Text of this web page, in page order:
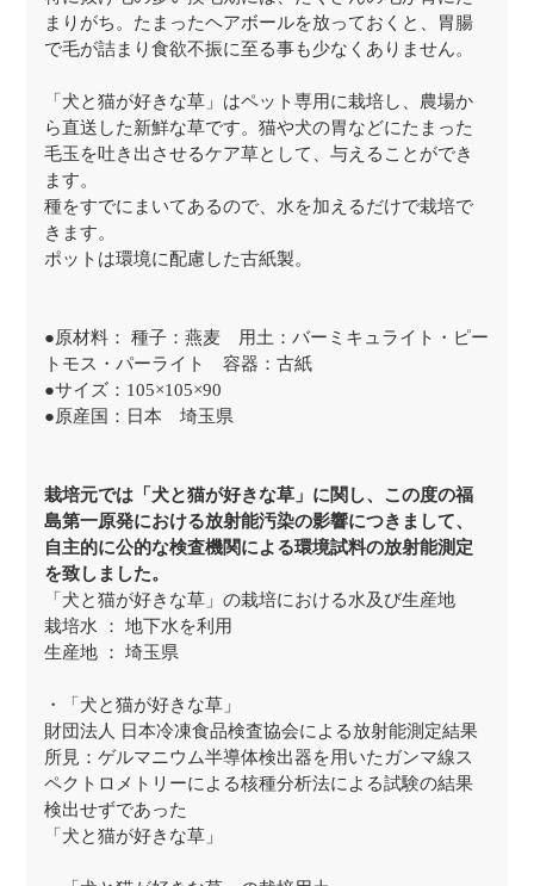
まりがち。たまったヘアボールを放っておくと、胃腸
で毛が詰まり食欲不振に至る事も少なくありません。
「犬と猫が好きな草」はペット専用に栽培し、農場か
ら直送した新鮮な草です。猫や犬の胃などにたまった
毛玉を吐き出させるケア草として、与えることができ
ます。
種をすでにまいてあるので、水を加えるだけで栽培で
きます。
ポットは環境に配慮した古紙製。
●原材料： 種子：燕麦 用土：バーミキュライト・ピー
トモス・パーライト 容器：古紙
●サイズ：105×105×90
●原産国：日本 埼玉県
栽培元では「犬と猫が好きな草」に関し、この度の福
島第一原発における放射能汚染の影響につきまして、
自主的に公的な検査機関による環境試料の放射能測定
を致しました。
「犬と猫が好きな草」の栽培における水及び生産地
栽培水 ： 地下水を利用
生産地 ： 埼玉県
・「犬と猫が好きな草」
財団法人 日本冷凍食品検査協会による放射能測定結果
所見：ゲルマニウム半導体検出器を用いたガンマ線ス
ペクトロメトリーによる核種分析法による試験の結果
検出せずであった
「犬と猫が好きな草」